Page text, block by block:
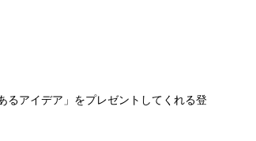
るアイデア」をプレゼントしてくれる登